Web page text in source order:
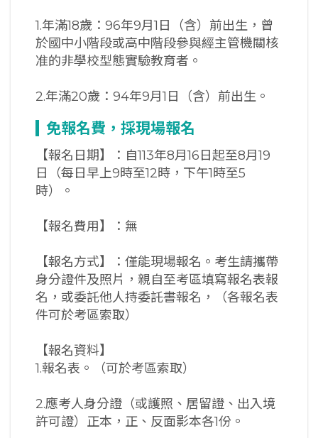
1.年滿18歲：96年9月1日（含）前出生，曾
於國中小階段或高中階段參與經主管機關核
准的非學校型態實驗教育者。
2.年滿20歲：94年9月1日（含）前出生。
免報名費，採現場報名
【報名日期】：自113年8月16日起至8月19
日（每日早上9時至12時，下午1時至5
時）。
【報名費用】：無
【報名方式】：僅能現場報名。考生請攜帶
身分證件及照片，親自至考區填寫報名表報
名，或委託他人持委託書報名，（各報名表
件可於考區索取）
【報名資料】
1.報名表。（可於考區索取）
2.應考人身分證（或護照、居留證、出入境
許可證）正本，正、反面影本各1份。